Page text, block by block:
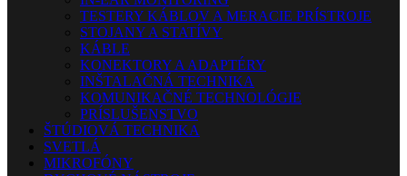
TESTERY KÁBLOV A MERACIE PRÍSTROJE
STOJANY A STATÍVY
KÁBLE
KONEKTORY A ADAPTÉRY
INŠTALAČNÁ TECHNIKA
KOMUNIKAČNÉ TECHNOLÓGIE
PRÍSLUŠENSTVO
ŠTÚDIOVÁ TECHNIKA
SVETLÁ
MIKROFÓNY